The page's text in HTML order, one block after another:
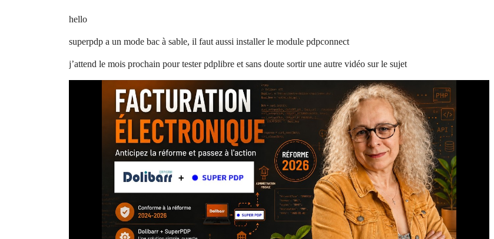
hello
superpdp a un mode bac à sable, il faut aussi installer le module pdpconnect
j’attend le mois prochain pour tester pdplibre et sans doute sortir une autre vidéo sur le sujet